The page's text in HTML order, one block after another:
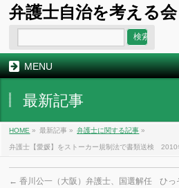
弁護士自治を考える会
MENU
最新記事
HOME » 最新記事 » 弁護士に関する記事 »
弁護士【愛媛】をストーカー規制法で書類送検 2010
← 香川公一（大阪）弁護士、国選解任
ひっ